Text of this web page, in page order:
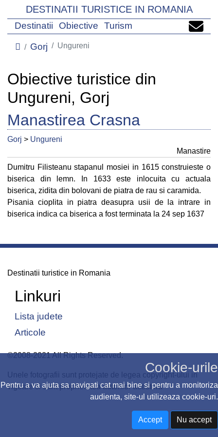
Cookie-urile
Pentru a va ajuta sa navigati cat mai bine si pentru a monitoriza
audienta, site-ul utilizeaza cookie-uri.
Accept Nu accept
DESTINATII TURISTICE IN ROMANIA
Destinatii Obiective Turism
Gorj Ungureni
Obiective turistice din
Ungureni, Gorj
Manastirea Crasna
Gorj > Ungureni
Manastire
Dumitru Filisteanu stapanul mosiei in 1615 construieste o
biserica din lemn. In 1633 este inlocuita cu actuala
biserica, zidita din bolovani de piatra de rau si caramida.
Pisania cioplita in piatra deasupra usii de la intrare in
biserica indica ca biserica a fost terminata la 24 sep 1637
Destinatii turistice in Romania
Linkuri
Lista judete
Articole
©2008-2021 All Rights Reserved.
Unele fotografii sunt protejate de legea copyright-ului in
vigoare si sunt proprietatea autorilor acestora